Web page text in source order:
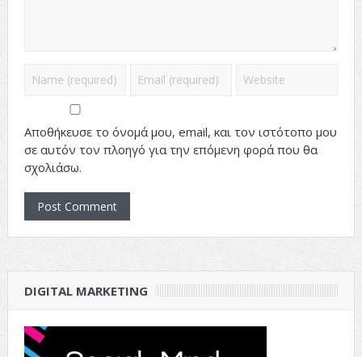
Αποθήκευσε το όνομά μου, email, και τον ιστότοπο μου
σε αυτόν τον πλοηγό για την επόμενη φορά που θα
σχολιάσω.
DIGITAL MARKETING